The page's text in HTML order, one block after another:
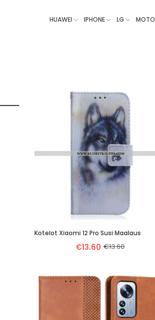
HUAWEI IPHONE LG MOTO
Kotelot Xiaomi 12 Pro Susi Maalaus
€13.60 €13.60